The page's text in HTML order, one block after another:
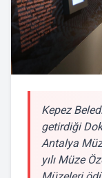
Kepez
getirdiği
Antalya
yılı Müze